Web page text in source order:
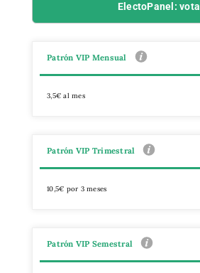
ElectoPanel: vota
Patrón VIP Mensual
3,5€ al mes
Patrón VIP Trimestral
10,5€ por 3 meses
Patrón VIP Semestral